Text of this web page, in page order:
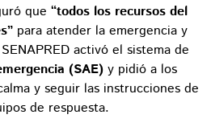
que “todos los recursos del
para atender la emergencia y
activó el sistema de
(SAE) y pidió a los
y seguir las instrucciones de
de respuesta.